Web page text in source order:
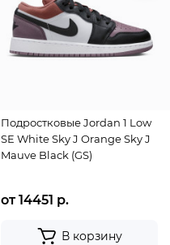
Подростковые Jordan 1 Low
SE White Sky J Orange Sky J
Mauve Black (GS)
от 14451 р.
В корзину